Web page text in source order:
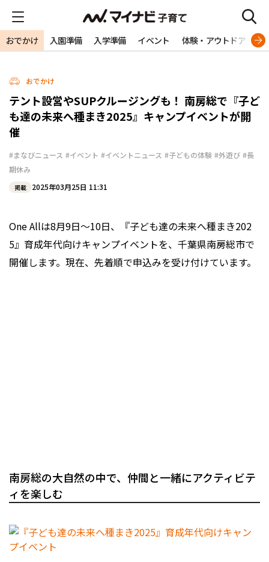
おでかけ 入園準備 入学準備 イベント 体験・アウトドア 旅
おでかけ
テント設営やSUPクルージングも！ 南房総で『子ど
も達の未来へ種まき2025』キャンプイベントが開
催
#まなびニュース #イベント #イベントニュース #子どもの体験 #外遊び #長
期休み
掲載 2025年03月25日 11:31
One Allは8月9日～10日、『子ども達の未来へ種まき202
5』育成年代向けキャンプイベントを、千葉県南房総市で
開催します。現在、先着順で申込みを受け付けています。
南房総の大自然の中で、仲間と一緒にアクティビテ
ィを楽しむ